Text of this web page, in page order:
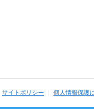
サイトポリシー 個人情報保護